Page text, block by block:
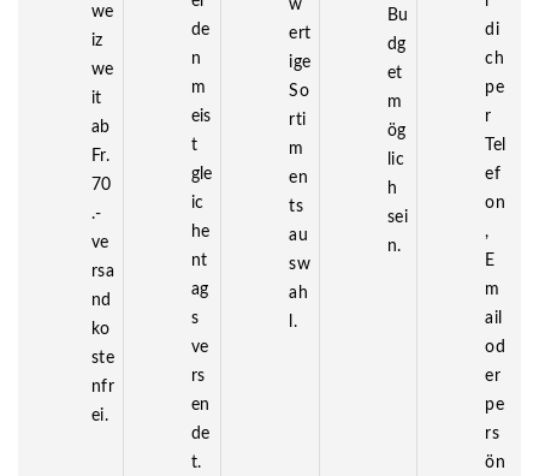
we
iz
we
it
ab
Fr.
70
.-
ve
rsa
nd
ko
ste
nfr
ei.
de
n
m
eis
t
gle
ic
he
nt
ag
s
ve
rs
en
de
t.
w
ert
ige
So
rti
m
en
ts
au
sw
ah
l.
Bu
dg
et
m
ög
lic
h
sei
n.
di
ch
pe
r
Tel
ef
on
,
E
m
ail
od
er
pe
rs
ön